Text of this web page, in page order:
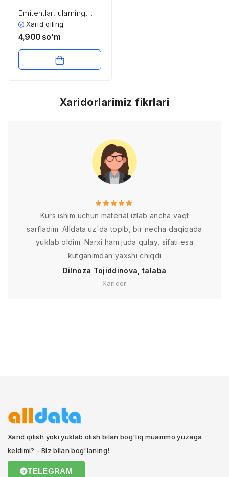
Emitentlar, ularning
siyosatlari va moliya
bozoridagi ro’li
Xarid qiling
4,900 so'm
Xaridorlarimiz fikrlari
Kurs ishim uchun material izlab ancha vaqt
sarfladim. Alldata.uz'da topib, bir necha daqiqada
yuklab oldim. Narxi ham juda qulay, sifati esa
kutganimdan yaxshi chiqdi
Dilnoza Tojiddinova, talaba
Xaridor
Xarid qilish yoki yuklab olish bilan bog'liq muammo yuzaga
keldimi? - Biz bilan bog'laning!
TELEGRAM